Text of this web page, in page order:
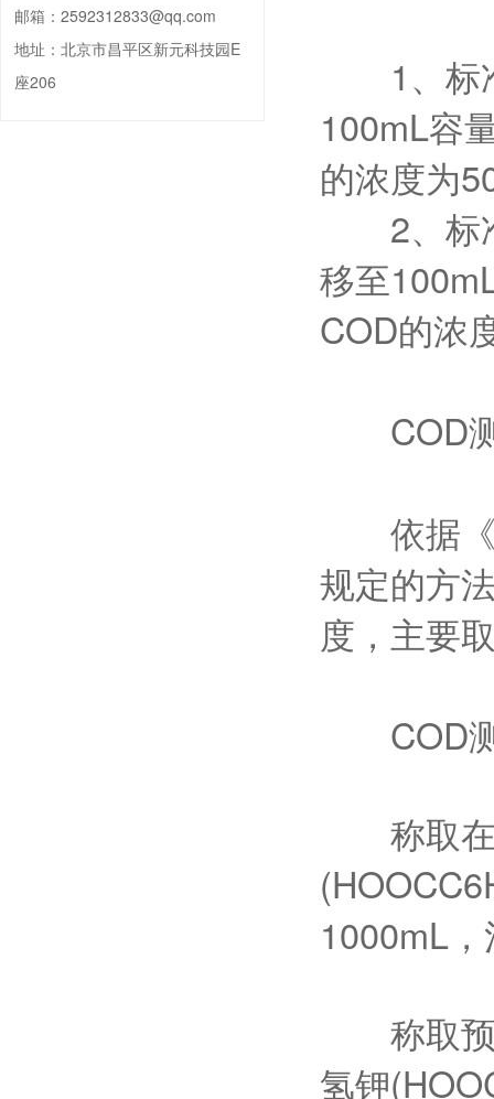
1、标准
100mL容
的浓度为
2、标准
移至
COD的浓
COD测
依据《
规定的方
度，主要
COD测
称取在
1000mL
称取预
氢钾
邮箱： 2592312833@qq.com
地址： 北京市昌平区新元科技园E
座206